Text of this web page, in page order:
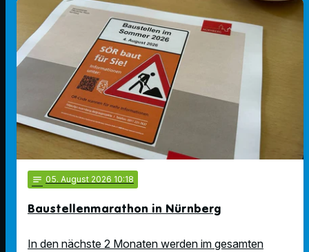
notes 05. August 2026 10:18
Baustellenmarathon in Nürnberg
In den nächste 2 Monaten werden im gesamten